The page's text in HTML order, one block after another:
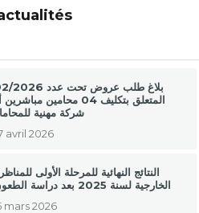
بلاغ طلب عروض تحت عدد
المتعلق بتكليف 04 محامين
شركة مهنية
avril 2026
النتائج النهائية للمرحلة الأولى
الخارجية لسنة 2025 بعد دراسة الطعون
mars 2026